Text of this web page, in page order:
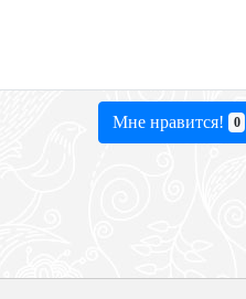
Мне нравится! 0